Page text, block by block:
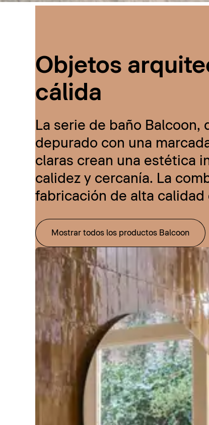
Objetos
cálida
La serie de baño
depurado con una
claras crean una estética
calidez y cercanía. La
fabricación de alta calidad
Mostrar todos los productos Balcoon